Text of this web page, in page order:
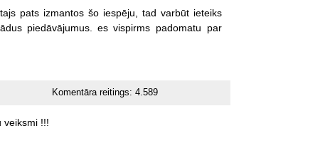
pats izmantos šo iespēju, tad varbūt ieteiks
piedāvājumus. es vispirms padomatu
par
Komentāra reitings:4.589
veiksmi !!!